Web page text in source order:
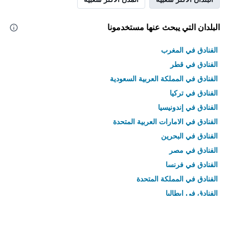
البلدان التي يبحث عنها مستخدمونا
الفنادق في المغرب
الفنادق في قطر
الفنادق في المملكة العربية السعودية
الفنادق في تركيا
الفنادق في إندونيسيا
الفنادق في الامارات العربية المتحدة
الفنادق في البحرين
الفنادق في مصر
الفنادق في فرنسا
الفنادق في المملكة المتحدة
الفنادق في إيطاليا